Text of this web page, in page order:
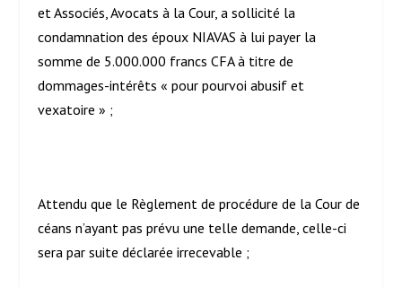
et Associés, Avocats à la Cour, a sollicité la
condamnation des époux NIAVAS à lui payer la
somme de 5.000.000 francs CFA à titre de
dommages-intérêts « pour pourvoi abusif et
vexatoire » ;
Attendu que le Règlement de procédure de la Cour de
céans n’ayant pas prévu une telle demande, celle-ci
sera par suite déclarée irrecevable ;